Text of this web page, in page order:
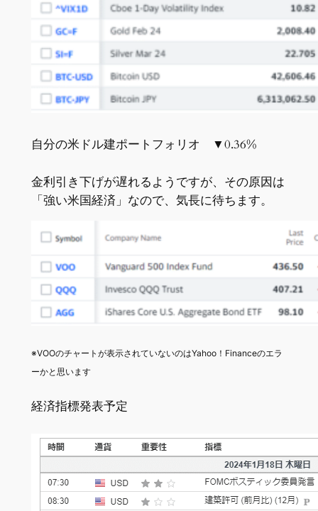
自分の米ドル建ポートフォリオ ▼0.36%
金利引き下げが遅れるようですが、その原因は
「強い米国経済」なので、気長に待ちます。
※VOOのチャートが表示されていないのはYahoo！Financeのエラ
ーかと思います
経済指標発表予定